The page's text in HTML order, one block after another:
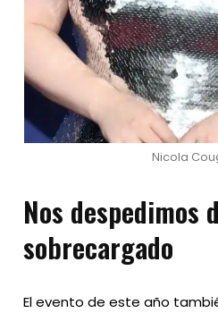
Nicola
Nos despedimos
sobrecargado
El evento de este año